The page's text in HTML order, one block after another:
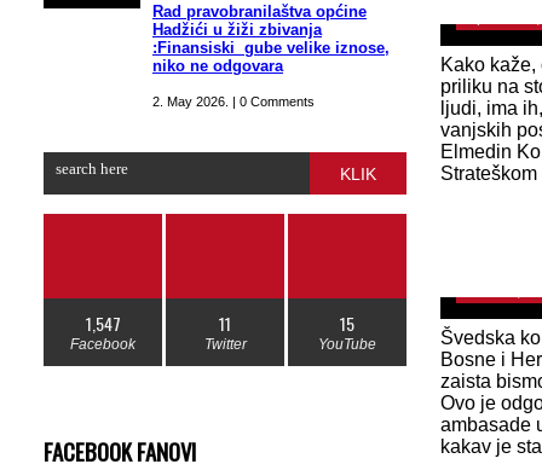
Rad pravobranilaštva općine
Hadžići u žiži zbivanja
:Finansiski gube velike iznose,
niko ne odgovara
2. May 2026. | 0 Comments
KLIK
1,547
Facebook
11
Twitter
15
YouTube
FACEBOOK FANOVI
Kako
priliku na
ljudi, ima
vanjskih
Elmedin
Švedska
Bosne i
zaista
Ovo je
ambasade
kakav je